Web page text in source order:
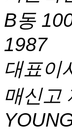
B동
1987
대표이
매신고